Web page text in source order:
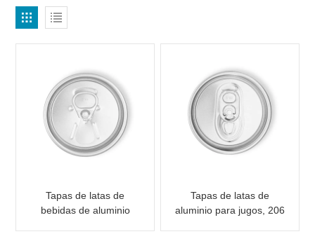
Tapas de latas de
bebidas de aluminio
Tapas de latas de
aluminio para jugos, 206